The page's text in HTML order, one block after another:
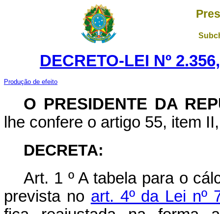
DECRETO-LEI Nº
Produção de efeito
O PRESIDENTE DA
lhe confere o artigo 55, item
DECRETA:
Art. 1 º A tabela para o
prevista no art. 4º da Lei nº